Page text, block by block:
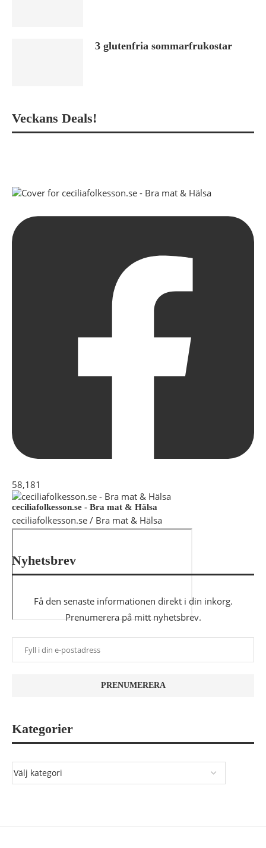
3 glutenfria sommarfrukostar
Veckans Deals!
58,181
ceciliafolkesson.se - Bra mat & Hälsa
ceciliafolkesson.se / Bra mat & Hälsa
Nyhetsbrev
Få den senaste informationen direkt i din inkorg.
Prenumerera på mitt nyhetsbrev.
Kategorier